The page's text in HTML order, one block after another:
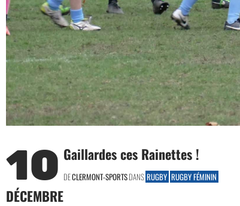
10
DÉCEMBRE
Gaillardes ces Rainettes !
DECLERMONT-SPORTSDANS RUGBY RUGBY FÉMININ